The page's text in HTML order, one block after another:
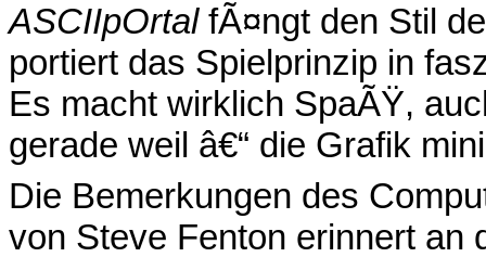
ASCIIpOrtalfÃ¤ngt den Stil
portiert das Spielprinzip in
Es macht wirklich SpaÃŸ,
gerade weil â€“ die Grafik
Die Bemerkungen des
von Steve Fenton erinnert an